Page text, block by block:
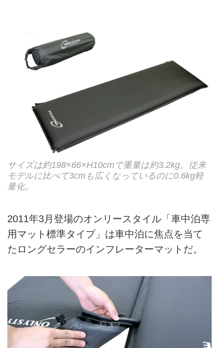
サイズは約198×66×H10cmで重量は約3.2kg。従来
モデルに比べて3cmも広くなっているのに0.6kg軽
量化。
2011年3月登場のオンリースタイル「車中泊専
用マット標準タイプ」は車中泊に焦点を当て
たロングセラーのインフレーターマットだ。